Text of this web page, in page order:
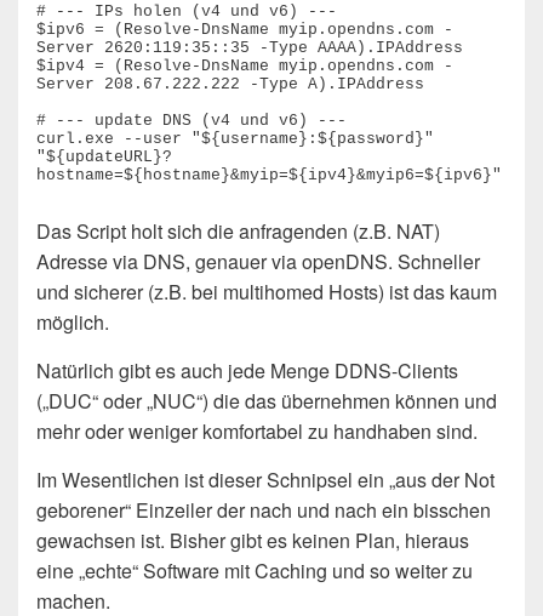
# --- IPs holen (v4 und v6) ---
$ipv6 = (Resolve-DnsName myip.opendns.com -
Server 2620:119:35::35 -Type AAAA).IPAddress
$ipv4 = (Resolve-DnsName myip.opendns.com -
Server 208.67.222.222 -Type A).IPAddress
# --- update DNS (v4 und v6) ---
curl.exe --user "${username}:${password}"
"${updateURL}?
Das Script holt sich die anfragenden (z.B. NAT)
Adresse via DNS, genauer via openDNS. Schneller
und sicherer (z.B. bei multihomed Hosts) ist das kaum
möglich.
Natürlich gibt es auch jede Menge DDNS-Clients
(„DUC“ oder „NUC“) die das übernehmen können und
mehr oder weniger komfortabel zu handhaben sind.
Im Wesentlichen ist dieser Schnipsel ein „aus der Not
geborener“ Einzeiler der nach und nach ein bisschen
gewachsen ist. Bisher gibt es keinen Plan, hieraus
eine „echte“ Software mit Caching und so weiter zu
machen.